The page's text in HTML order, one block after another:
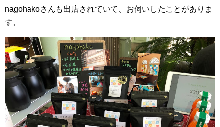
nagohakoさんも出店されていて、お伺いしたことがありま
す。